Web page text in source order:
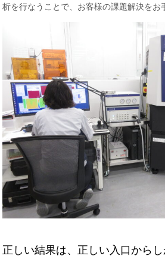
析を行なうことで、お客様の課題解決をお
正しい結果は、正しい入口から